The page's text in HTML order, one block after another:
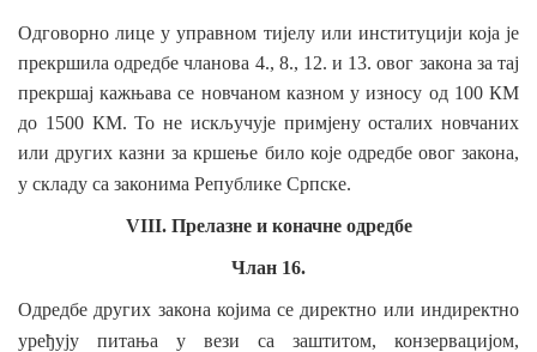
Одговорно лице у управном тијелу или институцији која је
прекршила одредбе чланова 4., 8., 12. и 13. овог закона за тај
прекршај кажњава се новчаном казном у износу од 100 КМ
до 1500 КМ. То не искључује примјену осталих новчаних
или других казни за кршење било које одредбе овог закона,
у складу са законима Републике Српске.
VIII. Прелазне и коначне одредбе
Члан 16.
Одредбе других закона којима се директно или индиректно
уређују
питања у вези са заштитом, конзервацијом,